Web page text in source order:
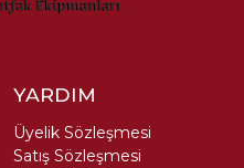
YARDIM
Üyelik Sözleşmesi
Satış Sözleşmesi